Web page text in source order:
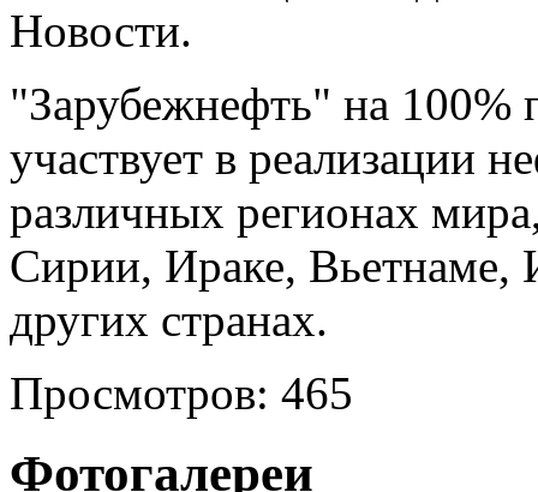
Новости.
"Зарубежнефть" на
участвует в реализации
различных регионах
Сирии, Ираке, Вьетнаме,
других странах.
Просмотров: 465
Фотогалереи